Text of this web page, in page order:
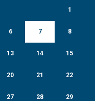
1
6 7 8
13 14 15
20 21 22
27 28 29